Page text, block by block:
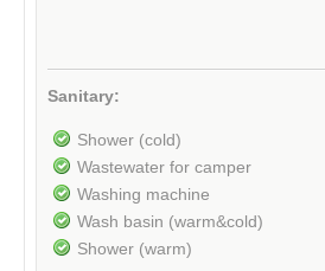
Sanitary:
Shower (cold)
Wastewater for camper
Washing machine
Wash basin (warm&cold)
Shower (warm)